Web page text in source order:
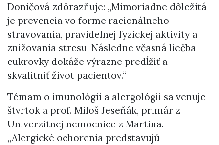
Doničová zdôrazňuje: „Mimoriadne dôležitá
je prevencia vo forme racionálneho
stravovania, pravidelnej fyzickej aktivity a
znižovania stresu. Následne včasná liečba
cukrovky dokáže výrazne predĺžiť a
skvalitniť život pacientov.“
Témam o imunológii a alergológii sa venuje
štvrtok a prof. Miloš Jeseňák, primár z
Univerzitnej nemocnice z Martina.
„Alergické ochorenia predstavujú